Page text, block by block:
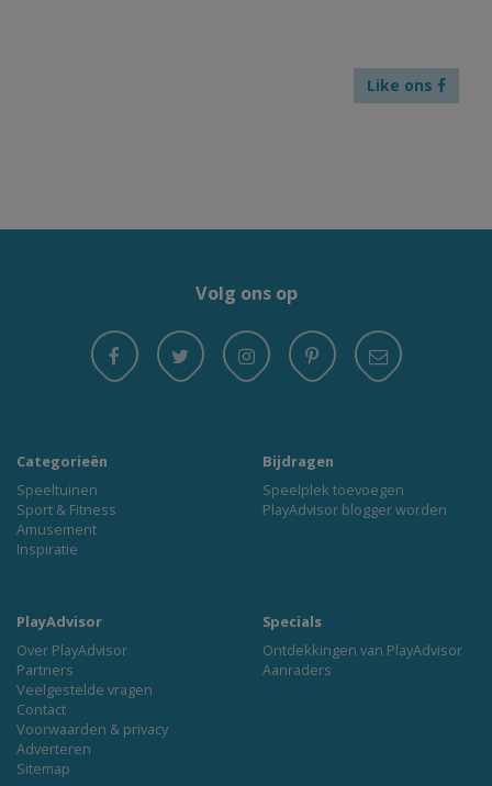
Like ons
Volg ons op
Categorieën
Speeltuinen
Sport & Fitness
Amusement
Inspiratie
Bijdragen
Speelplek toevoegen
PlayAdvisor blogger worden
PlayAdvisor
Over PlayAdvisor
Partners
Veelgestelde vragen
Contact
Voorwaarden & privacy
Adverteren
Sitemap
Specials
Ontdekkingen van PlayAdvisor
Aanraders